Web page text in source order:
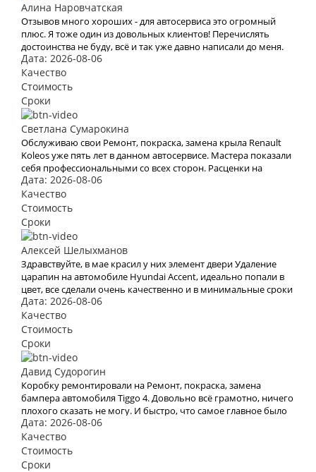
Алина Наровчатская
Отзывов много хороших - для автосервиса это огромный
плюс. Я тоже один из довольных клиентов! Перечислять
достоинства не буду, всё и так уже давно написали до меня.
Ремонтировал автомобиль Кузовной ремонт Ford Mondeo
2015-2019
Дата: 2026-08-06
Качество
Стоимость
Сроки
Светлана Сумарокина
Обслуживаю свои Ремонт, покраска, замена крыла Renault
Koleos уже пять лет в данном автосервисе. Мастера показали
себя профессиональными со всех сторон. Расценки на
работы не высокие, на ТО всегда приезжал только с
деньгами, а все расходники, масла, фильтра брал со склада,
масла только оригиналы, в коробку тоже. Делал ремонт
подвески, без замечаний. Хороший сервис.
Дата: 2026-08-06
Качество
Стоимость
Сроки
Алексей Шелыхманов
Здравствуйте, в мае красил у них элемент двери Удаление
царапин на автомобиле Hyundai Accent, идеально попали в
цвет, все сделали очень качественно и в минимальные сроки
по адекватной цене, теперь только сюда.
Дата: 2026-08-06
Качество
Стоимость
Сроки
Давид Судорогин
Коробку ремонтировали на Ремонт, покраска, замена
бампера автомобиля Tiggo 4. Довольно всё грамотно, ничего
плохого сказать не могу. И быстро, что самое главное было
для меня. 5!
Дата: 2026-08-06
Качество
Стоимость
Сроки